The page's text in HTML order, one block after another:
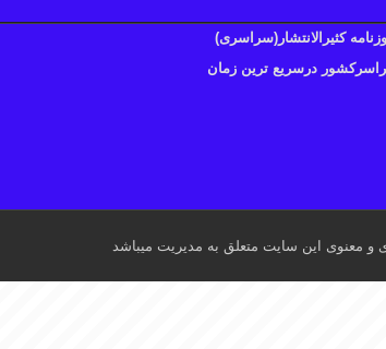
کثیرالانتشار(سراسری)
درسریع ترین زمان
و معنوی این سایت متعلق به مدیریت میباشد